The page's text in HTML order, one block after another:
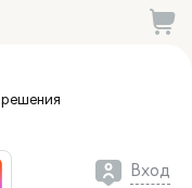
решения
Вход